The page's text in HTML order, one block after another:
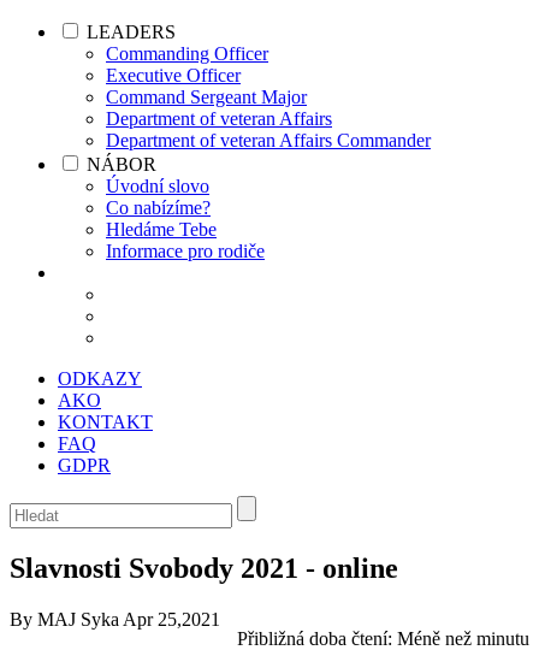
LEADERS
Commanding Officer
Executive Officer
Command Sergeant Major
Department of veteran Affairs
Department of veteran Affairs Commander
NÁBOR
Úvodní slovo
Co nabízíme?
Hledáme Tebe
Informace pro rodiče
ODKAZY
AKO
KONTAKT
FAQ
GDPR
Slavnosti Svobody 2021 - online
Přibližná doba čtení: Méně než minutu
By MAJ Syka Apr 25,2021